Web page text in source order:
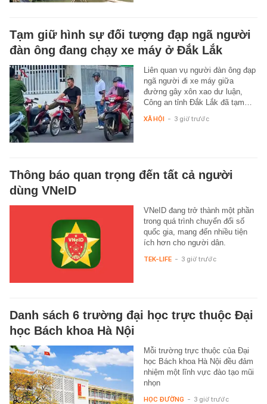
Tạm giữ hình sự đối tượng đạp ngã người
đàn ông đang chạy xe máy ở Đắk Lắk
Liên quan vụ người đàn ông đạp
ngã người đi xe máy giữa
đường gây xôn xao dư luận,
Công an tỉnh Đắk Lắk đã tạm…
XÃ HỘI - 3 giờ trước
Thông báo quan trọng đến tất cả người
dùng VNeID
VNeID đang trở thành một phần
trong quá trình chuyển đổi số
quốc gia, mang đến nhiều tiện
ích hơn cho người dân.
TEK-LIFE - 3 giờ trước
Danh sách 6 trường đại học trực thuộc Đại
học Bách khoa Hà Nội
Mỗi trường trực thuộc của Đại
học Bách khoa Hà Nội đều đảm
nhiệm một lĩnh vực đào tạo mũi
nhọn
HỌC ĐƯỜNG - 3 giờ trước